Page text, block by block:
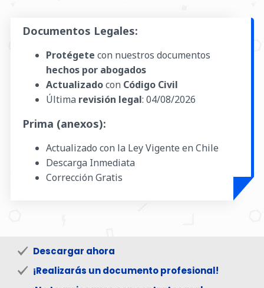
Documentos Legales:
Protégete con nuestros documentos
hechos por abogados
Actualizadocon Código Civil
Última revisión legal: 04/08/2026
Prima (anexos):
Actualizado con la Ley Vigente en Chile
Descarga Inmediata
Corrección Gratis
Descargar ahora
¡Realizarás un documento profesional!